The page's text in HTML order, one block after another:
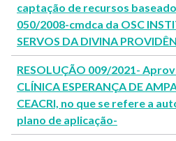
captação de recursos
050/2008-cmdca da OSC
SERVOS DA DIVINA
RESOLUÇÃO 009/2021-
CLÍNICA ESPERANÇA DE
CEACRI, no que se refere a
plano de aplicação-